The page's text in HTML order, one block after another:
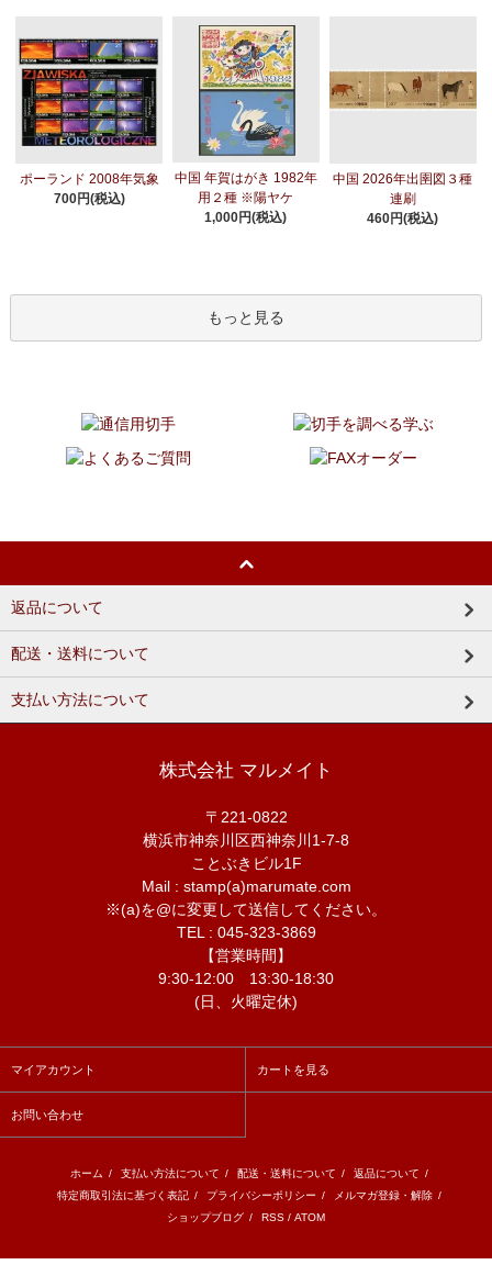
ポーランド 2008年気象
700円(税込)
中国 年賀はがき 1982年
用２種 ※陽ヤケ
1,000円(税込)
中国 2026年出圉図３種
連刷
460円(税込)
もっと見る
返品について
配送・送料について
支払い方法について
株式会社 マルメイト
〒221-0822
横浜市神奈川区西神奈川1-7-8
ことぶきビル1F
Mail : stamp(a)marumate.com
※(a)を@に変更して送信してください。
TEL : 045-323-3869
【営業時間】
9:30-12:00 13:30-18:30
(日、火曜定休)
マイアカウント カートを見る
お問い合わせ
ホーム / 支払い方法について / 配送・送料について / 返品について /
特定商取引法に基づく表記 / プライバシーポリシー / メルマガ登録・解除 /
ショップブログ / RSS / ATOM